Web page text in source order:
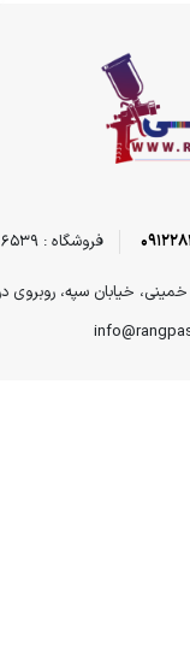
فروشگاه : 02166716539 | 09122835247
خیابان سپه، روبروی درب وزارت